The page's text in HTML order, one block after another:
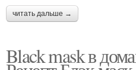
читать дальше →
Black mask в